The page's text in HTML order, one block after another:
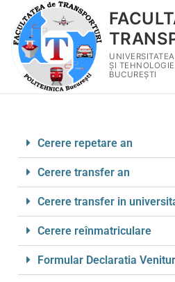
ȘI
BUCUREȘTI
Cerere repetare an
Cerere transfer an
Cerere transfer in
Cerere reînmatriculare
Formular Declaratia